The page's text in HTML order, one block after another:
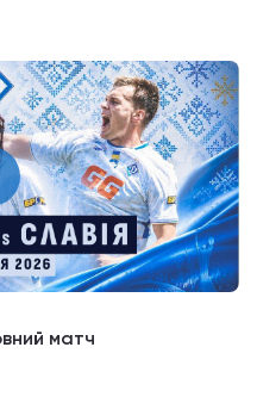
матч